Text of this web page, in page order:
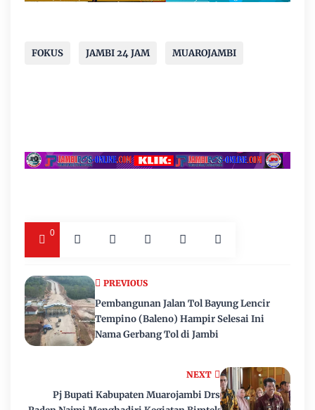
FOKUS JAMBI 24 JAM MUAROJAMBI
0
NEXT
Pj Bupati Kabupaten Muarojambi Drs
PREVIOUS
Pembangunan Jalan Tol Bayung Lencir
Tempino (Baleno) Hampir Selesai Ini
Nama Gerbang Tol di Jambi